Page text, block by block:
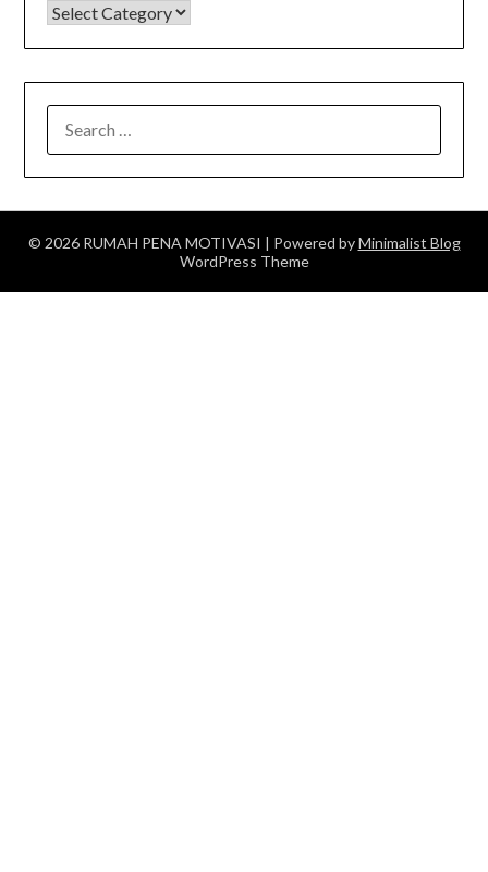
KATEGORI
FOR:
© 2026 RUMAH PENA MOTIVASI | Powered byMinimalist Blog
WordPress Theme